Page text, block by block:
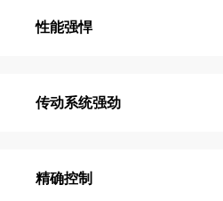
性能强悍
传动系统强劲
精确控制